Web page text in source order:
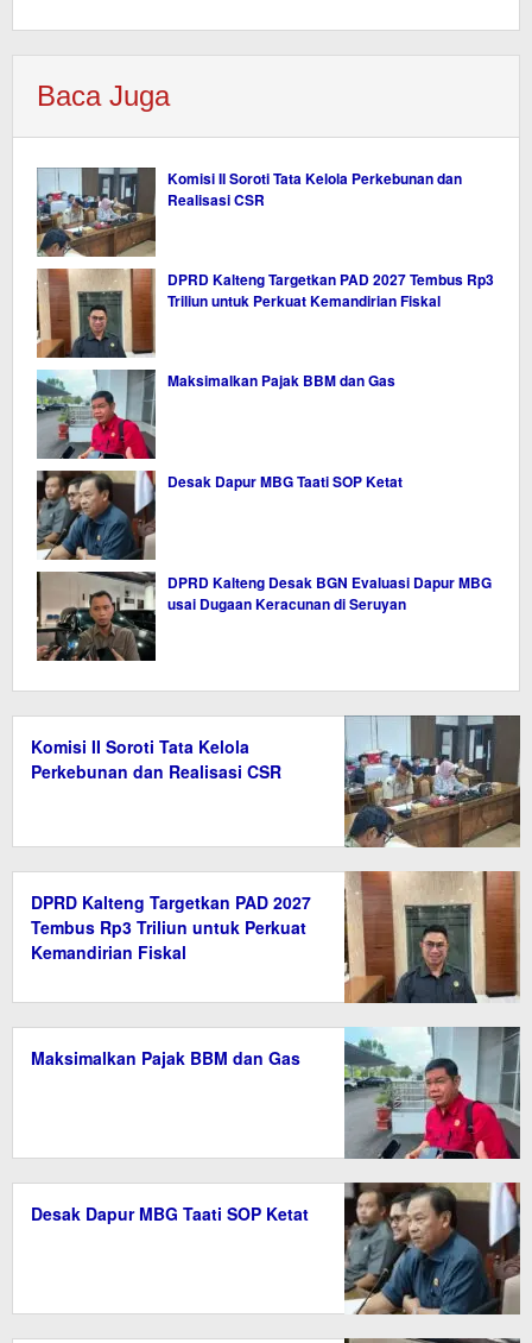
Baca Juga
Komisi II Soroti Tata Kelola Perkebunan dan
Realisasi CSR
DPRD Kalteng Targetkan PAD 2027 Tembus Rp3
Triliun untuk Perkuat Kemandirian Fiskal
Maksimalkan Pajak BBM dan Gas
Desak Dapur MBG Taati SOP Ketat
DPRD Kalteng Desak BGN Evaluasi Dapur MBG
usai Dugaan Keracunan di Seruyan
Komisi II Soroti Tata Kelola
Perkebunan dan Realisasi CSR
DPRD Kalteng Targetkan PAD 2027
Tembus Rp3 Triliun untuk Perkuat
Kemandirian Fiskal
Maksimalkan Pajak BBM dan Gas
Desak Dapur MBG Taati SOP Ketat